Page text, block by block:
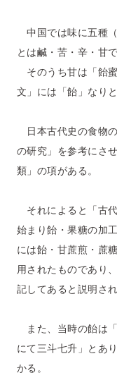
中国では味に五種
とは鹹・苦・辛・甘で
そのうち甘は「飴
文」には「飴」なり
日本古代史の食物
の研究」を参考にさ
類」の項がある。
それによると「古
始まり飴・果糖の加
には飴・甘蔗煎・蔗
用されたものであり
記してあると説明され
また、当時の飴は
にて三斗七升」とあ
かる。